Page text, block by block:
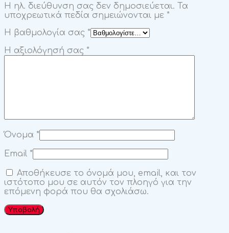
Η ηλ. διεύθυνση σας δεν δημοσιεύεται. Τα
υποχρεωτικά πεδία σημειώνονται με *
Η βαθμολογία σας *
Η αξιολόγησή σας *
Όνομα *
Email *
Αποθήκευσε το όνομά μου, email, και τον
ιστότοπο μου σε αυτόν τον πλοηγό για την
επόμενη φορά που θα σχολιάσω.